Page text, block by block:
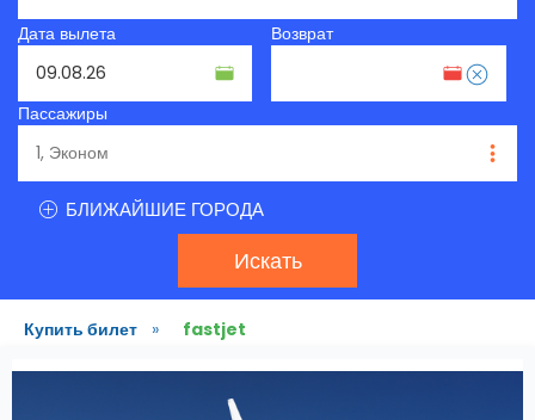
Дата вылета Возврат
Пассажиры
БЛИЖАЙШИЕ ГОРОДА
Искать
Купить билет » fastjet